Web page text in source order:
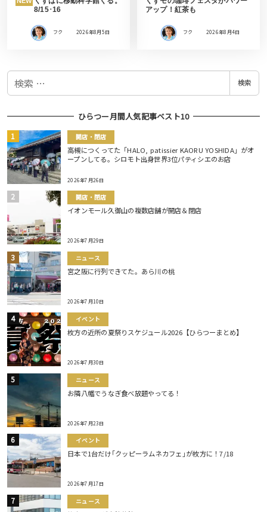
8/15･16
フク 2026年8月5日
アップ！紅茶も
フク 2026年8月4日
検
検索
ひらつー月間人気記事ベスト10
開店・閉店
高槻につくってた「HALO, patissier KAORU YOSHIDA」がオ
ープンしてる。シロモト出身世界3位パティシエのお店
2026年7月26日
開店・閉店
イオンモール久御山の複数店舗が開店＆閉店
2026年7月29日
ニュース
宮之阪に行列できてた。あら川の桃
2026年7月10日
イベント
枚方の近所の夏祭りスケジュール2026【ひらつーまとめ】
2026年7月30日
ニュース
お隣八幡でうなぎ食べ放題やってる！
2026年7月23日
イベント
日本で1台だけ｢クッピーラムネカフェ｣が枚方に！7/18
2026年7月17日
ニュース